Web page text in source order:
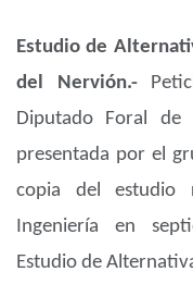
Estudio de
del Nervión.-
Diputado Foral de
presentada por el
copia del estudio
Ingeniería en
Estudio de